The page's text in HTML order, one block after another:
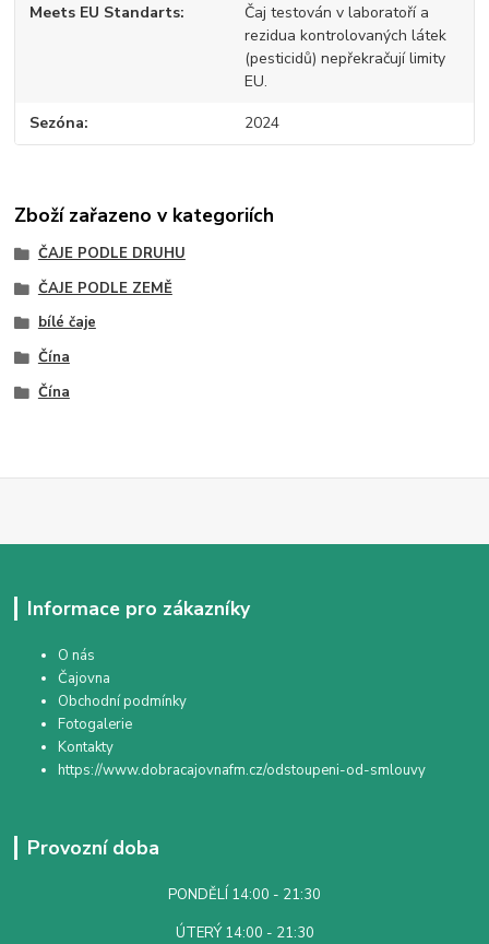
Meets EU Standarts
Čaj testován v laboratoří a
rezidua kontrolovaných látek
(pesticidů) nepřekračují limity
EU.
Sezóna 2024
Zboží zařazeno v kategoriích
ČAJE PODLE DRUHU
ČAJE PODLE ZEMĚ
bílé čaje
Čína
Čína
Informace pro zákazníky
O nás
Čajovna
Obchodní podmínky
Fotogalerie
Kontakty
https://www.dobracajovnafm.cz/odstoupeni-od-smlouvy
Provozní doba
PONDĚLÍ 14:00 - 21:30
ÚTERÝ 14:00 - 21:30